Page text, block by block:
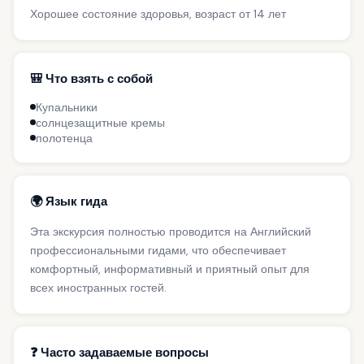
Хорошее состояние здоровья, возраст от 14 лет
🎒 Что взять с собой
Купальники
солнцезащитные кремы
полотенца
🌍 Язык гида
Эта экскурсия полностью проводится на Английский
профессиональными гидами, что обеспечивает
комфортный, информативный и приятный опыт для
всех иностранных гостей.
❓ Часто задаваемые вопросы